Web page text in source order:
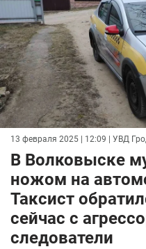
13 февраля 2025 | 12:09 | УВД
В Волковыске
ножом на
Таксист
сейчас с
следователи